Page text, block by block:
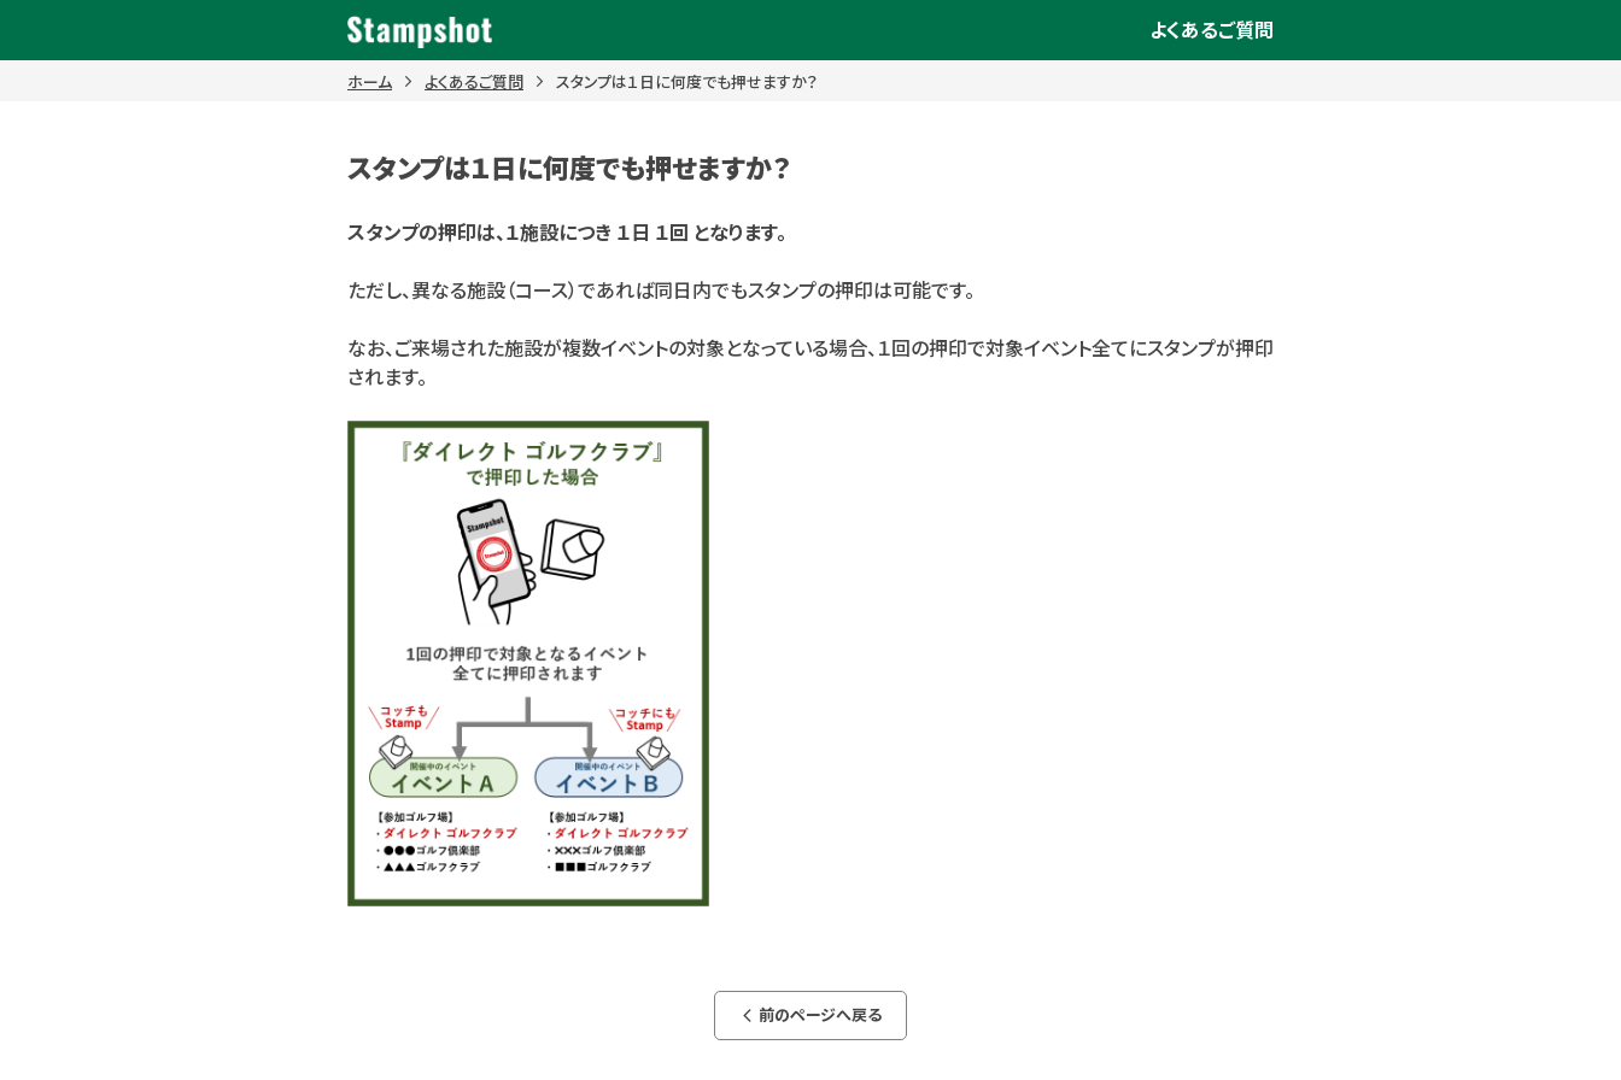
よくあるご質問
ホーム よくあるご質問 スタンプは１日に何度でも押せますか？
スタンプは１日に何度でも押せますか？
スタンプの押印は、１施設につき １日 １回 となります。
ただし、異なる施設（コース）であれば同日内でもスタンプの押印は可能です。
なお、ご来場された施設が複数イベントの対象となっている場合、１回の押印で対象イベント全てにスタンプが押印
されます。
arrow_back_ios_new 前のページへ戻る